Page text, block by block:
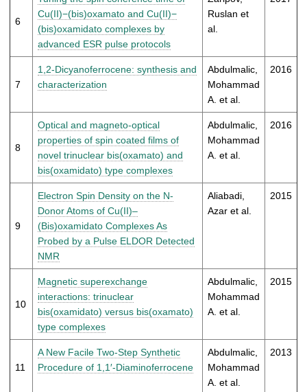
6
Cu(II)−(bis)oxamato and Cu(II)−
(bis)oxamidato complexes by
advanced ESR pulse protocols
Ruslan et
al.
7
1,2-Dicyanoferrocene: synthesis and
characterization
Abdulmalic,
Mohammad
A. et al.
2016
8
Optical and magneto-optical
properties of spin coated films of
novel trinuclear bis(oxamato) and
bis(oxamidato) type complexes
Abdulmalic,
Mohammad
A. et al.
2016
9
Electron Spin Density on the N-
Donor Atoms of Cu(II)–
(Bis)oxamidato Complexes As
Probed by a Pulse ELDOR Detected
NMR
Aliabadi,
Azar et al.
2015
10
Magnetic superexchange
interactions: trinuclear
bis(oxamidato) versus bis(oxamato)
type complexes
Abdulmalic,
Mohammad
A. et al.
2015
11
A New Facile Two-Step Synthetic
Procedure of 1,1′-Diaminoferrocene
Abdulmalic,
Mohammad
A. et al.
2013